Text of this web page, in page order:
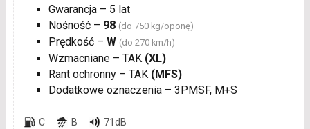
Gwarancja – 5 lat
Nośność – 98 (do 750 kg/oponę)
Prędkość – W (do 270 km/h)
Wzmacniane – TAK (XL)
Rant ochronny – TAK (MFS)
Dodatkowe oznaczenia – 3PMSF, M+S
C B 71dB